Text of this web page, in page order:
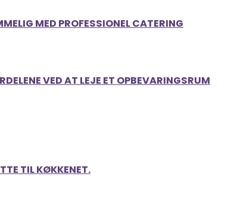
MED PROFESSIONEL CATERING
VED AT LEJE ET OPBEVARINGSRUM
TIL KØKKENET.